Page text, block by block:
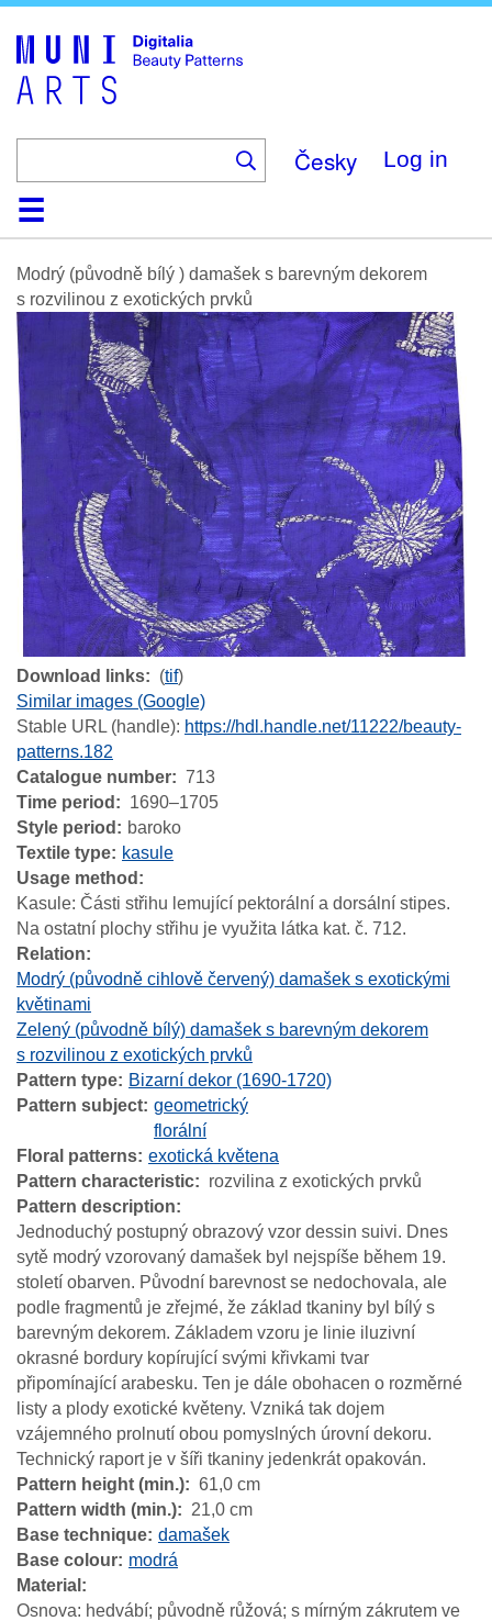
Česky Log in
HomeBrowse
Search
About
HelpContactDigitalia
Modrý (původně bílý ) damašek s barevným dekorem
s rozvilinou z exotických prvků
Download links (tif)
Similar images (Google)
Stable URL (handle): https://hdl.handle.net/11222/beauty-
patterns.182
Catalogue number
713
Time period
1690–1705
Style period
baroko
Textile type
kasule
Usage method
Kasule: Části střihu lemující pektorální a dorsální stipes.
Na ostatní plochy střihu je využita látka kat. č. 712.
Relation
Modrý (původně cihlově červený) damašek s exotickými
květinami
Zelený (původně bílý) damašek s barevným dekorem
s rozvilinou z exotických prvků
Pattern type
Bizarní dekor (1690-1720)
Pattern subject geometrický
florální
Floral patterns exotická květena
Pattern characteristic
rozvilina z exotických prvků
Pattern description
Jednoduchý postupný obrazový vzor dessin suivi. Dnes
sytě modrý vzorovaný damašek byl nejspíše během 19.
století obarven. Původní barevnost se nedochovala, ale
podle fragmentů je zřejmé, že základ tkaniny byl bílý s
barevným dekorem. Základem vzoru je linie iluzivní
okrasné bordury kopírující svými křivkami tvar
připomínající arabesku. Ten je dále obohacen o rozměrné
listy a plody exotické květeny. Vzniká tak dojem
vzájemného prolnutí obou pomyslných úrovní dekoru.
Technický raport je v šíři tkaniny jedenkrát opakován.
Pattern height (min.)
61,0 cm
Pattern width (min.)
21,0 cm
Base technique damašek
Base colour
modrá
Material
Osnova: hedvábí; původně růžová; s mírným zákrutem ve